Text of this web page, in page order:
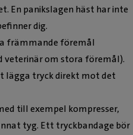
En panikslagen häst har inte
dig.
främmande föremål
om stora föremål).
lägga tryck direkt mot det
till exempel kompresser,
tyg. Ett tryckbandage bör